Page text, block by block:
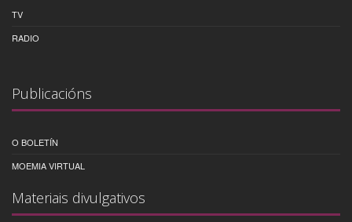
TV
RADIO
Publicacións
O BOLETÍN
MOEMIA VIRTUAL
Materiais divulgativos